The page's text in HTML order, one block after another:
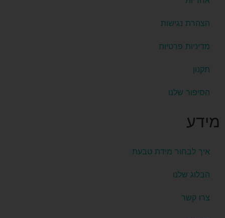
מידע
איך לבחור מידת טבעת
הבלוג שלנו
צרו קשר
הצהרת נגישות
מדיניות פרטיות
תקנון
הסיפור שלנו